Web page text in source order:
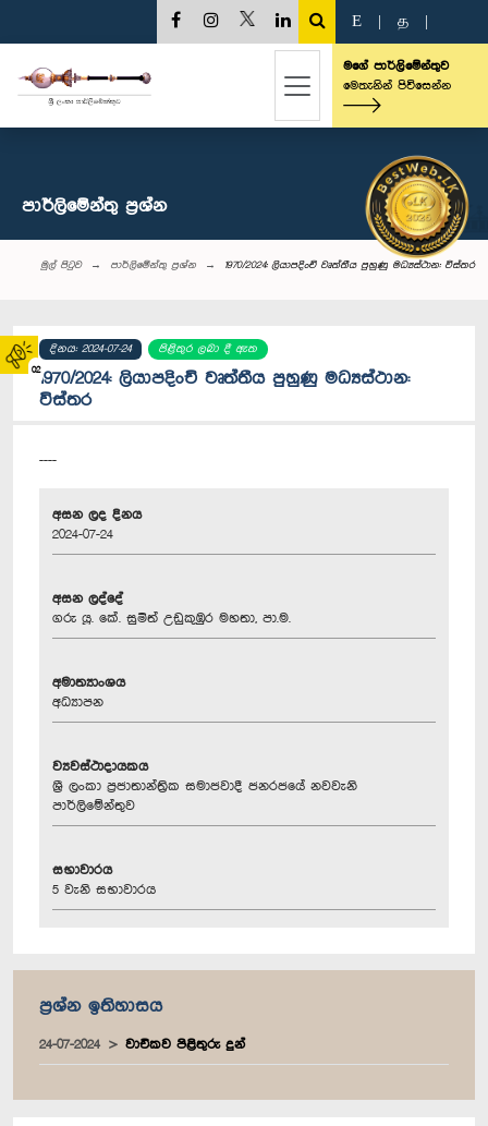
02
E த
මගේ පාර්ලිමේන්තුව
මෙතැනින් පිවිසෙන්න
පාර්ලි‌මේන්තු‌ ප්‍රශ්න
මුල් පිටුව පාර්ලි‌මේන්තු‌ ප්‍රශ්න 1970/2024: ලියාපදිංචි වෘත්තීය පුහුණු මධ්‍යස්ථාන: විස්තර
දිනය: 2024-07-24 පිළිතුර ලබා දී ඇත
1970/2024: ලියාපදිංචි වෘත්තීය පුහුණු මධ්‍යස්ථාන:
විස්තර
----
අසන ලද දිනය
2024-07-24
අසන ලද්දේ
ගරු යූ. කේ. සුමිත් උඩුකුඹුර මහතා, පා.ම.
අමාත්‍යාංශය
අධ්‍යාපන
ව්‍යවස්ථාදායකය
ශ්‍රී ලංකා ප්‍රජාතාන්ත්‍රික සමාජවාදී ජනරජයේ නවවැනි
පාර්ලිමේන්තුව
සභාවාරය
5 වැනි සභාවාරය
ප්‍රශ්න ඉතිහාසය
24-07-2024 වාචිකව පිළිතුරු දුන්